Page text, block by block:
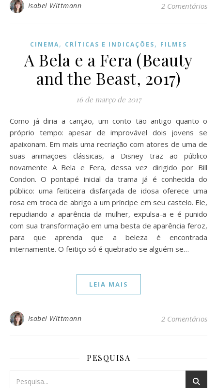
Isabel Wittmann 2 Comentários
CINEMA, CRÍTICAS E INDICAÇÕES, FILMES
A Bela e a Fera (Beauty
and the Beast, 2017)
16 de março de 2017
Como já diria a canção, um conto tão antigo quanto o
próprio tempo: apesar de improvável dois jovens se
apaixonam. Em mais uma recriação com atores de uma de
suas animações clássicas, a Disney traz ao público
novamente A Bela e Fera, dessa vez dirigido por Bill
Condon. O pontapé inicial da trama já é conhecida do
público: uma feiticeira disfarçada de idosa oferece uma
rosa em troca de abrigo a um príncipe em seu castelo. Ele,
repudiando a aparência da mulher, expulsa-a e é punido
com sua transformação em uma besta de aparência feroz,
para que aprenda que a beleza é encontrada
internamente. O feitiço só é quebrado se alguém se…
LEIA MAIS
Isabel Wittmann 2 Comentários
PESQUISA